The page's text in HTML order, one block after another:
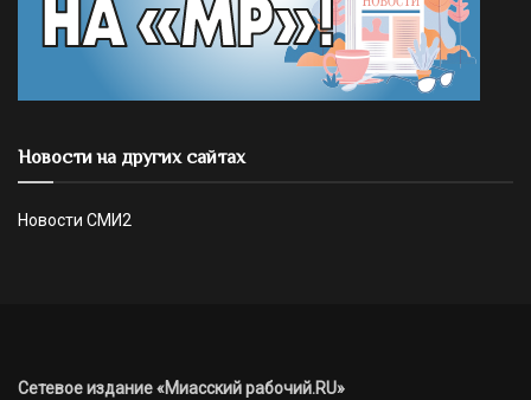
Новости на других сайтах
Новости СМИ2
Сетевое издание «Миасский рабочий.RU»